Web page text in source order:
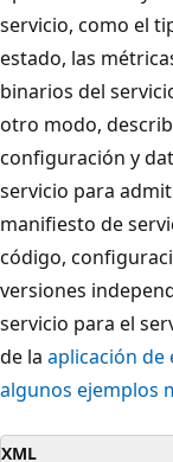
servicio, como el
estado, las
binarios del
otro modo,
configuración y
servicio para
manifiesto de
código,
versiones
servicio para el
de la aplicación de
algunos ejemplos
XML